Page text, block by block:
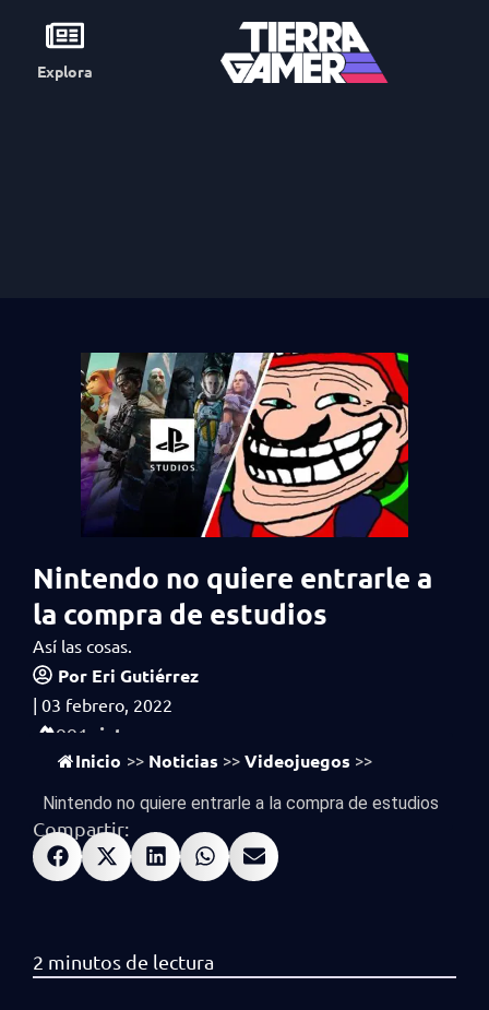
Explora
Nintendo no quiere entrarle a
la compra de estudios
Así las cosas.
Por Eri Gutiérrez
| 03 febrero, 2022
991 vistas
Inicio >> Noticias >> Videojuegos >>
Nintendo no quiere entrarle a la compra de estudios
Compartir: